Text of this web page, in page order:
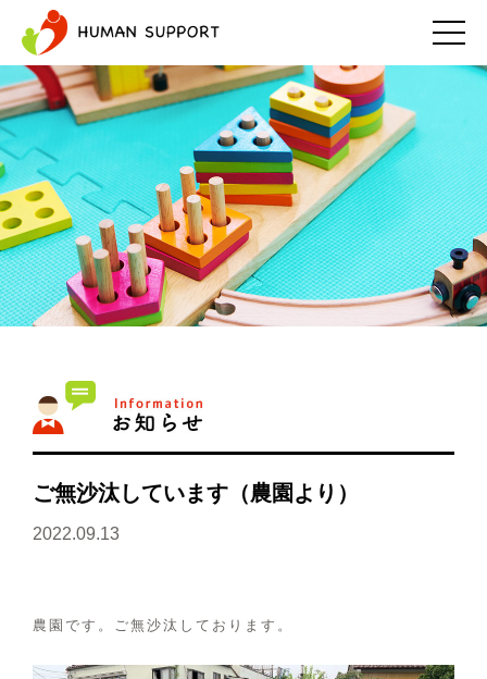
ご無沙汰しています（農園より）
2022.09.13
農園です。ご無沙汰しております。